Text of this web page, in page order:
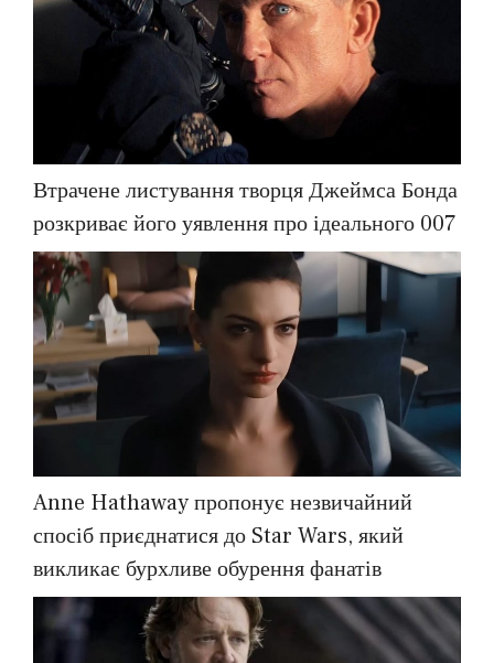
Втрачене листування творця Джеймса Бонда
розкриває його уявлення про ідеального 007
Anne Hathaway пропонує незвичайний
спосіб приєднатися до Star Wars, який
викликає бурхливе обурення фанатів